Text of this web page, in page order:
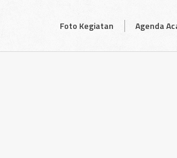
Foto Kegiatan Agenda